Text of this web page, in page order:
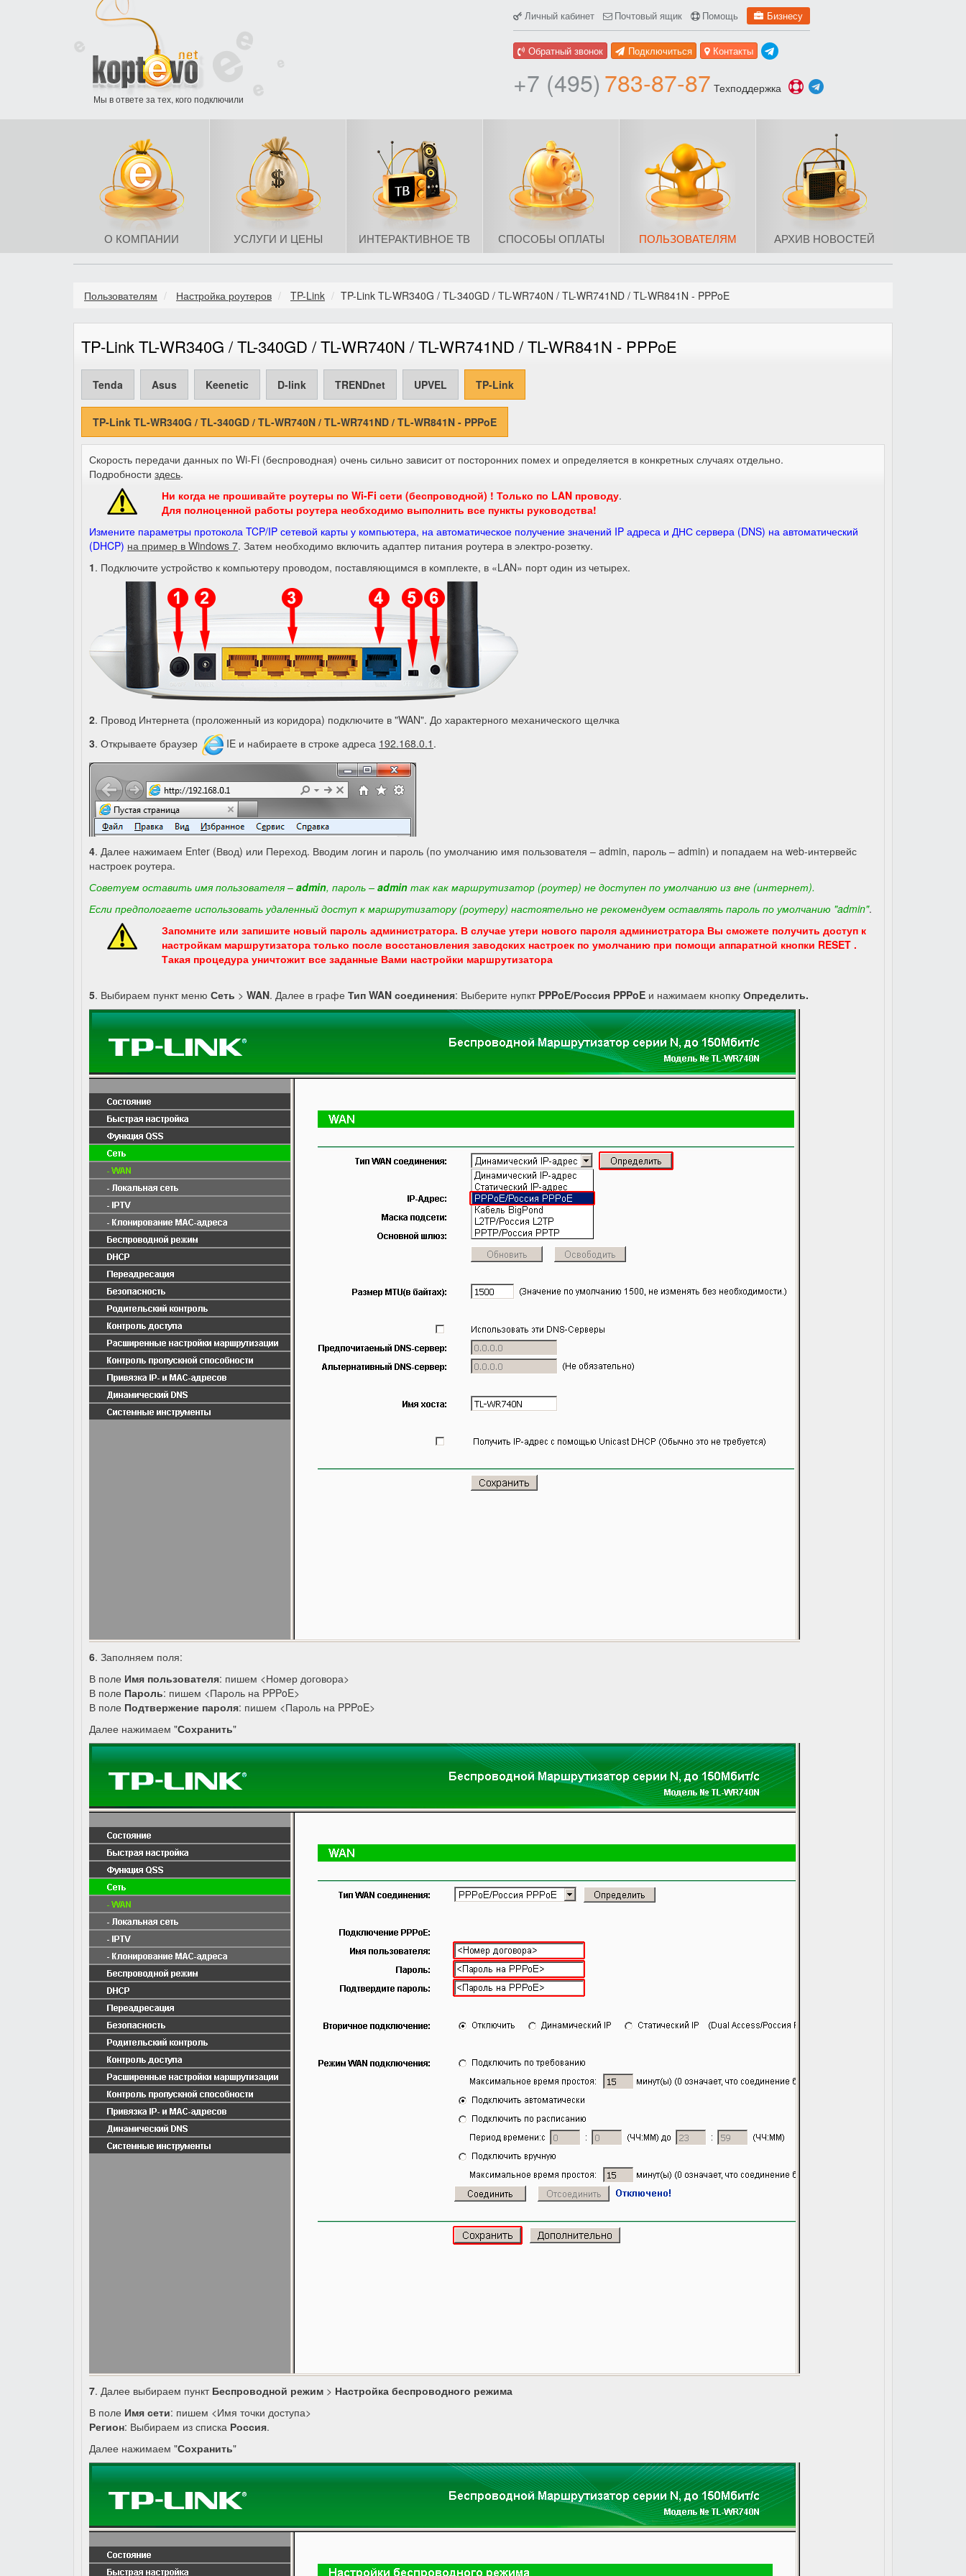
Мы в ответе за тех, кого подключили
Личный кабинет Почтовый ящик Помощь Бизнесу
Обратный звонок Подключиться Контакты
+7 (495)783-87-87 Техподдержка
О КОМПАНИИ УСЛУГИ И ЦЕНЫ ИНТЕРАКТИВНОЕ ТВ СПОСОБЫ ОПЛАТЫ ПОЛЬЗОВАТЕЛЯМ АРХИВ НОВОСТЕЙ
Пользователям Настройка роутеров TP-Link TP-Link TL-WR340G / TL-340GD / TL-WR740N / TL-WR741ND / TL-WR841N - PPPoE
TP-Link TL-WR340G / TL-340GD / TL-WR740N / TL-WR741ND / TL-WR841N - PPPoE
Tenda Asus Keenetic D-link TRENDnet UPVEL TP-Link
TP-Link TL-WR340G / TL-340GD / TL-WR740N / TL-WR741ND / TL-WR841N - PPPoE
Скорость передачи данных по Wi-Fi (беспроводная) очень сильно зависит от посторонних помех и определяется в конкретных случаях отдельно.
Подробности здесь.
Ни когда не прошивайте роутеры по Wi-Fi сети (беспроводной) ! Только по LAN проводу.
Для полноценной работы роутера необходимо выполнить все пункты руководства!
Измените параметры протокола TCP/IP сетевой карты у компьютера, на автоматическое получение значений IP адреса и ДНС сервера (DNS) на автоматический
(DHCP) на пример в Windows 7. Затем необходимо включить адаптер питания роутера в электро-розетку.
1. Подключите устройство к компьютеру проводом, поставляющимся в комплекте, в «LAN» порт один из четырех.
2. Провод Интернета (проложенный из коридора) подключите в "WAN". До характерного механического щелчка
3. Открываете браузер IE и набираете в строке адреса 192.168.0.1 .
4. Далее нажимаем Enter (Ввод) или Переход. Вводим логин и пароль (по умолчанию имя пользователя – admin, пароль – admin) и попадаем на web-интервейс
настроек роутера.
Советуем оставить имя пользователя – admin, пароль – admin так как маршрутизатор (роутер) не доступен по умолчанию из вне (интернет).
Если предпологаете использовать удаленный доступ к маршрутизатору (роутеру) настоятельно не рекомендуем оставлять пароль по умолчанию "admin".
Запомните или запишите новый пароль администратора. В случае утери нового пароля администратора Вы сможете получить доступ к
настройкам маршрутизатора только после восстановления заводских настроек по умолчанию при помощи аппаратной кнопки RESET .
Такая процедура уничтожит все заданные Вами настройки маршрутизатора
5. Выбираем пункт меню Сеть > WAN. Далее в графе Тип WAN соединения: Выберите нупкт PPPoE/Россия PPPoE и нажимаем кнопку Определить.
6. Заполняем поля:
В поле Имя пользователя: пишем <Номер договора>
В поле Пароль: пишем <Пароль на PPPoE>
В поле Подтвержение пароля: пишем <Пароль на PPPoE>
Далее нажимаем "Сохранить"
7. Далее выбираем пункт Беспроводной режим > Настройка беспроводного режима
В поле Имя сети: пишем <Имя точки доступа>
Регион: Выбираем из списка Россия.
Далее нажимаем "Сохранить"